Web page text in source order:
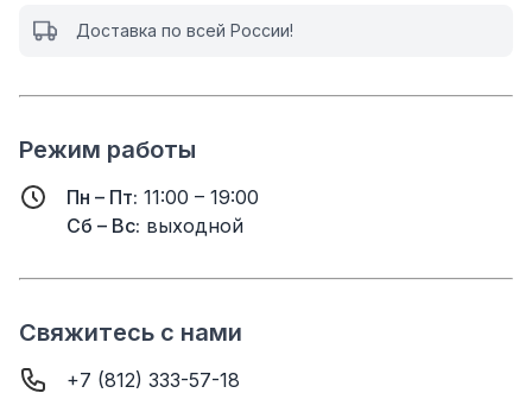
Доставка по всей России!
Режим работы
Пн – Пт: 11:00 – 19:00
Сб – Вс: выходной
Свяжитесь с нами
+7 (812) 333-57-18